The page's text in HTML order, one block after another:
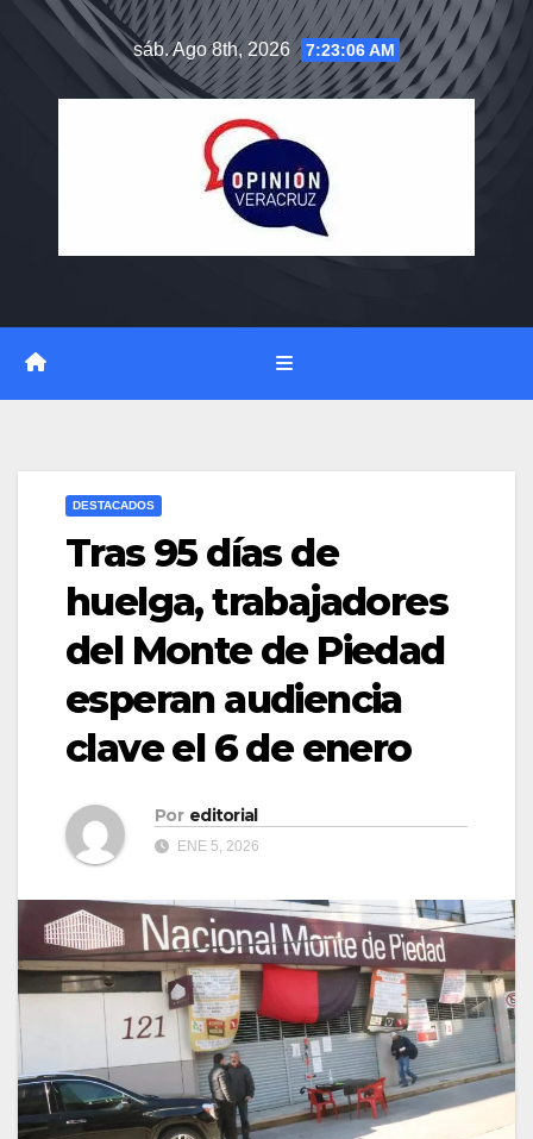
sáb. Ago 8th, 2026 7:23:07 AM
DESTACADOS
Tras 95 días de
huelga, trabajadores
del Monte de Piedad
esperan audiencia
clave el 6 de enero
Por editorial
ENE 5, 2026